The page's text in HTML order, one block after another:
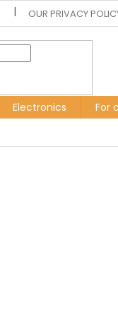
OUR PRIVACY
Electronics For